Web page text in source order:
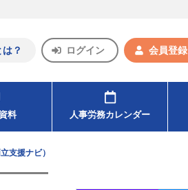
？ ログイン 会員登録
ド資料 人事労務カレンダー
支援ナビ）